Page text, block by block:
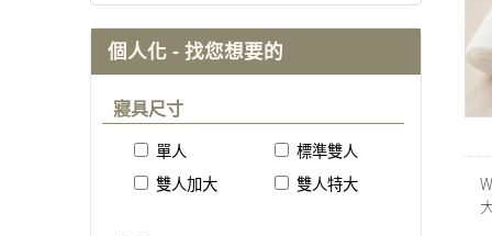
個人化 - 找您想要的
寢具尺寸
單人
標準雙人
雙人加大
雙人特大